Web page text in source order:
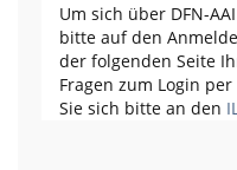
Um sich über DFN-
bitte auf den
der folgenden Seite
Fragen zum Login
Sie sich bitte an den